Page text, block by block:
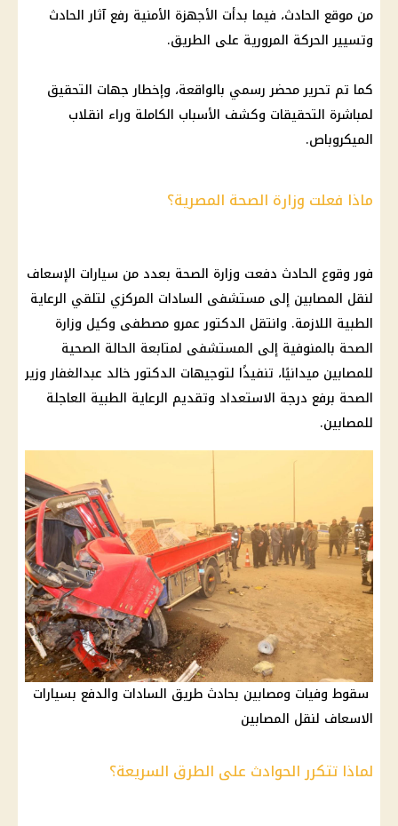
من موقع الحادث، فيما بدأت الأجهزة الأمنية رفع آثار الحادث
وتسيير الحركة المرورية على الطريق.
كما تم تحرير محضر رسمي بالواقعة، وإخطار جهات التحقيق
لمباشرة التحقيقات وكشف الأسباب الكاملة وراء انقلاب
الميكروباص.
ماذا فعلت وزارة الصحة المصرية؟
فور وقوع الحادث دفعت وزارة الصحة بعدد من سيارات الإسعاف
لنقل المصابين إلى مستشفى السادات المركزي لتلقي الرعاية
الطبية اللازمة. وانتقل الدكتور عمرو مصطفى وكيل وزارة
الصحة بالمنوفية إلى المستشفى لمتابعة الحالة الصحية
للمصابين ميدانيًا، تنفيذًا لتوجيهات الدكتور خالد عبدالغفار وزير
الصحة برفع درجة الاستعداد وتقديم الرعاية الطبية العاجلة
للمصابين.
سقوط وفيات ومصابين بحادث طريق السادات والدفع بسيارات
الاسعاف لنقل المصابين
لماذا تتكرر الحوادث على الطرق السريعة؟